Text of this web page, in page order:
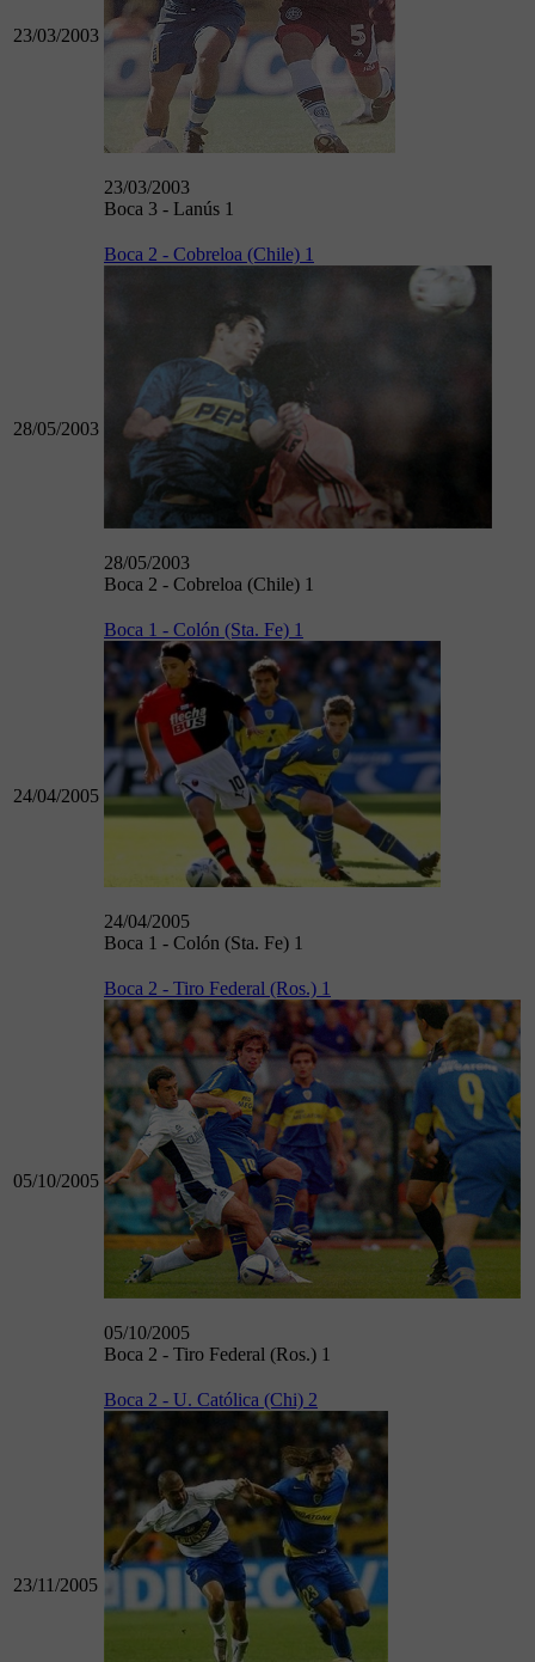
23/03/2003
23/03/2003
Boca 3 - Lanús 1
28/05/2003
Boca 2 - Cobreloa (Chile) 1
28/05/2003
Boca 2 - Cobreloa (Chile) 1
24/04/2005
Boca 1 - Colón (Sta. Fe) 1
24/04/2005
Boca 1 - Colón (Sta. Fe) 1
05/10/2005
Boca 2 - Tiro Federal (Ros.) 1
05/10/2005
Boca 2 - Tiro Federal (Ros.) 1
23/11/2005
Boca 2 - U. Católica (Chi) 2